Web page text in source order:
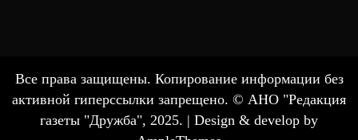
Все права защищены. Копирование информации без
активной гиперссылки запрещено. © АНО "Редакция
газеты "Дружба", 2025. | Design & develop by